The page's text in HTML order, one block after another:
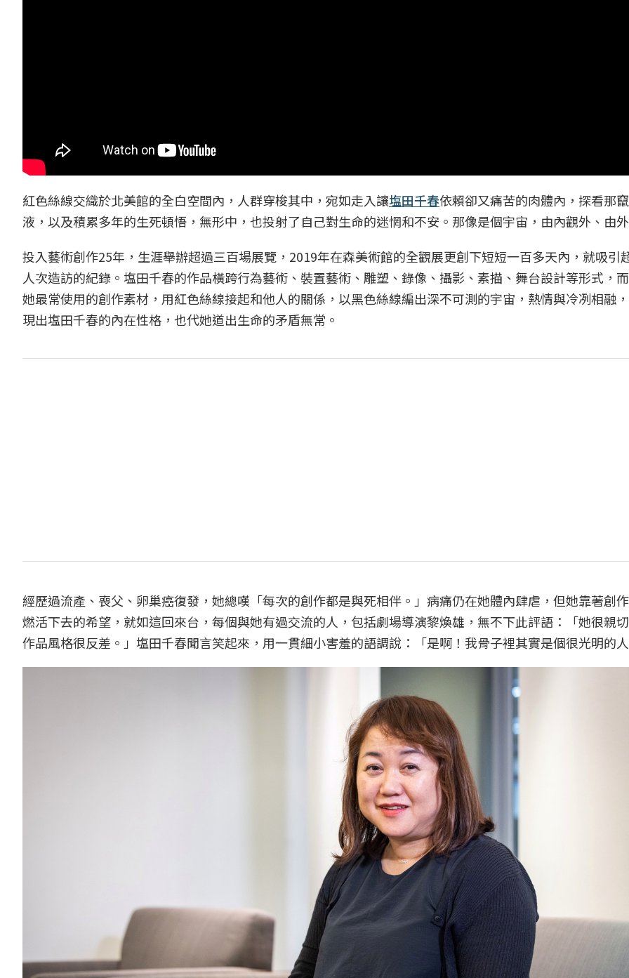
紅色絲線交織於北美館的全白空間內，人群穿梭其中，宛如走入讓塩田千春依賴卻又痛苦的肉體內，探看那
液，以及積累多年的生死頓悟，無形中，也投射了自己對生命的迷惘和不安。那像是個宇宙，由內觀外、由
投入藝術創作25年，生涯舉辦超過三百場展覽，2019年在森美術館的全觀展更創下短短一百多天內，就吸引
人次造訪的紀錄。塩田千春的作品橫跨行為藝術、裝置藝術、雕塑、錄像、攝影、素描、舞台設計等形式，
她最常使用的創作素材，用紅色絲線接起和他人的關係，以黑色絲線編出深不可測的宇宙，熱情與冷冽相融
現出塩田千春的內在性格，也代她道出生命的矛盾無常。
經歷過流產、喪父、卵巢癌復發，她總嘆「每次的創作都是與死相伴。」病痛仍在她體內肆虐，但她靠著創
燃活下去的希望，就如這回來台，每個與她有過交流的人，包括劇場導演黎煥雄，無不下此評語：「她很親
作品風格很反差。」塩田千春聞言笑起來，用一貫細小害羞的語調說：「是啊！我骨子裡其實是個很光明的